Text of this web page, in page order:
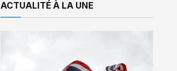
ACTUALITÉ À LA UNE